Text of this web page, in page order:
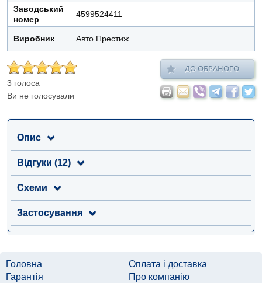
Заводський
номер
4599524411
Виробник Авто Престиж
3 голоса
Ви не голосували
ДО ОБРАНОГО
Опис
Відгуки (12)
Схеми
Застосування
Головна
Оплата і доставка
Гарантія
Про компанію